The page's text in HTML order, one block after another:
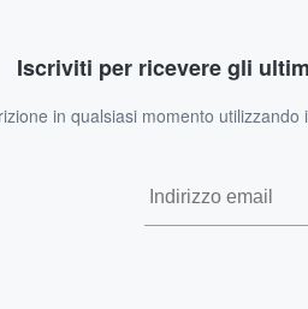
Iscriviti per ricevere gli
in qualsiasi momento